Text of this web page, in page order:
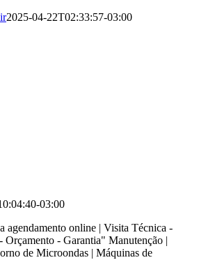
2025-04-22T02:33:57-03:00
03:00
agendamento online | Visita Técnica -
Orçamento - Garantia" Manutenção |
de Microondas | Máquinas de